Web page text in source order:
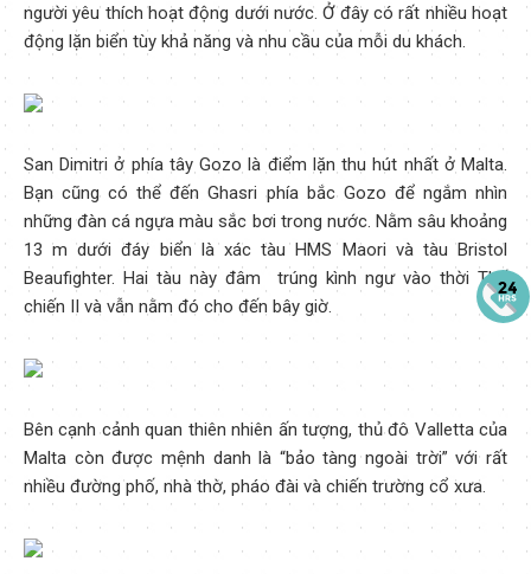
người yêu thích hoạt động dưới nước. Ở đây có rất nhiều hoạt
động lặn biển tùy khả năng và nhu cầu của mỗi du khách.
San Dimitri ở phía tây Gozo là điểm lặn thu hút nhất ở Malta.
Bạn cũng có thể đến Ghasri phía bắc Gozo để ngắm nhìn
những đàn cá ngựa màu sắc bơi trong nước. Nằm sâu khoảng
13 m dưới đáy biển là xác tàu HMS Maori và tàu Bristol
Beaufighter. Hai tàu này đâm trúng kình ngư vào thời Thế
chiến II và vẫn nằm đó cho đến bây giờ.
Bên cạnh cảnh quan thiên nhiên ấn tượng, thủ đô Valletta của
Malta còn được mệnh danh là “bảo tàng ngoài trời” với rất
nhiều đường phố, nhà thờ, pháo đài và chiến trường cổ xưa.